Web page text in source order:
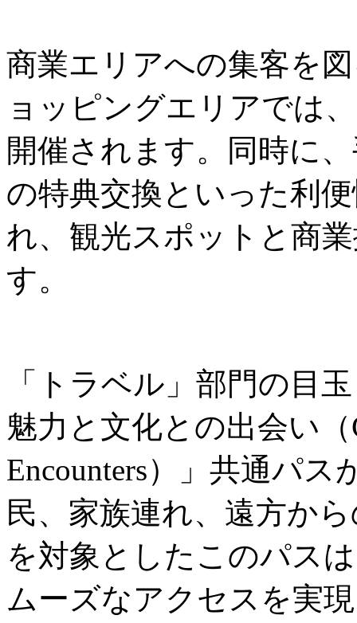
商業エリアへの集客を
ョッピングエリアでは
開催されます。同時に
の特典交換といった利
れ、観光スポットと商
す。
「トラベル」部門の目
魅力と文化との出会い（
Encounters）」共通パ
民、家族連れ、遠方か
を対象としたこのパス
ムーズなアクセスを実